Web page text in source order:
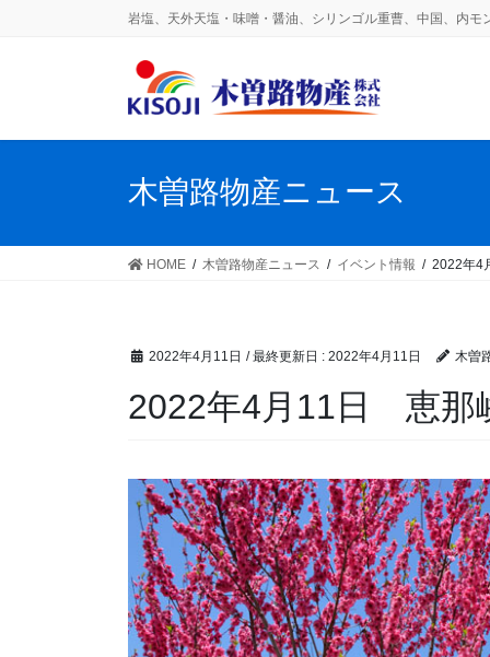
に
ョ
動
岩塩、天外天塩・味噌・醤油、シリンゴル重曹、中国、内
木曽路物産ニュース
HOME 木曽路物産ニュース イベント情報 2022年4
2022年4月11日 / 最終更新日 : 2022年4月11日 木曽
2022年4月11日 恵那